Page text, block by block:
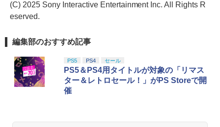
(C) 2025 Sony Interactive Entertainment Inc. All Rights R
eserved.
編集部のおすすめ記事
PS5 PS4 セール
PS5＆PS4用タイトルが対象の「リマス
ター＆レトロセール！」がPS Storeで開
催